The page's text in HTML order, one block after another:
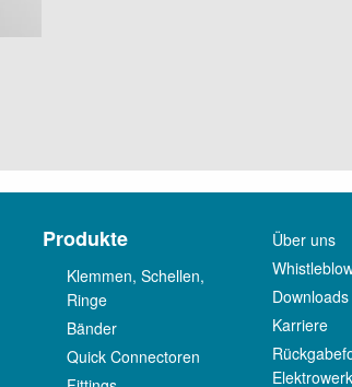
Produkte
Klemmen, Schellen,
Ringe
Bänder
Quick Connectoren
Über uns
Downloads
Karriere